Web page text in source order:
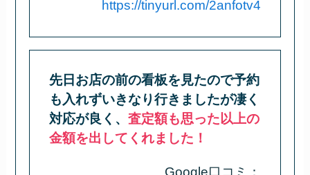
https://tinyurl.com/2anfotv4
先日お店の前の看板を見たので予約
も入れずいきなり行きましたが凄く
対応が良く、査定額も思った以上の
金額を出してくれました！